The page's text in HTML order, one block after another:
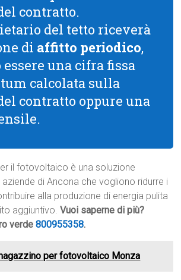
contratto.
del tetto riceverà
di affitto periodico,
essere una cifra fissa
calcolata sulla
contratto oppure una
il fotovoltaico è una soluzione
di Ancona che vogliono ridurre i
alla produzione di energia pulita
aggiuntivo.Vuoi saperne di più?
verde800955358.
per fotovoltaico Monza